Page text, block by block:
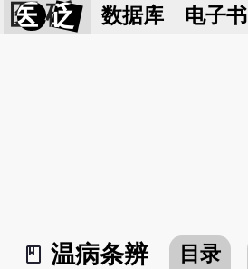
医 砭 数据库 电子书
book_2
温病条辨 目录